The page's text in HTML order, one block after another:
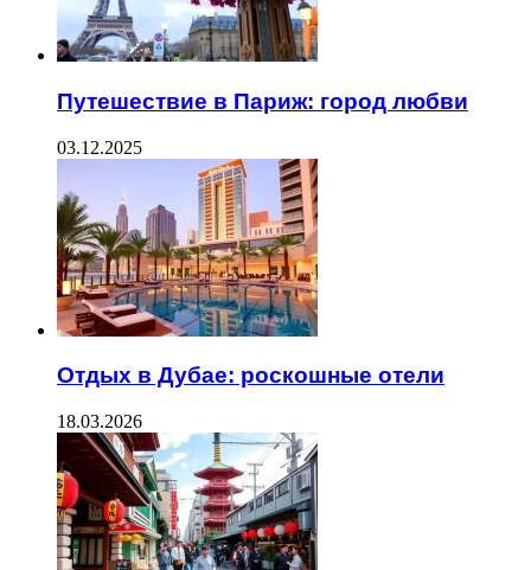
Путешествие в Париж: город любви
03.12.2025
Отдых в Дубае: роскошные отели
18.03.2026